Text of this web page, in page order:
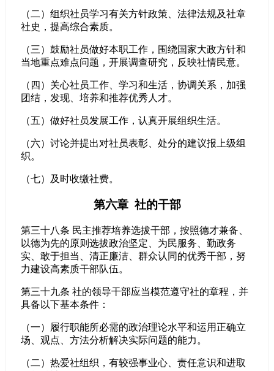
（二）组织社员学习有关方针政策、法律法规及社章
社史，提高综合素质。
（三）鼓励社员做好本职工作，围绕国家大政方针和
当地重点难点问题，开展调查研究，反映社情民意。
（四）关心社员工作、学习和生活，协调关系，加强
团结，发现、培养和推荐优秀人才。
（五）做好社员发展工作，认真开展组织生活。
（六）讨论并提出对社员表彰、处分的建议报上级组
织。
（七）及时收缴社费。
第六章 社的干部
第三十八条 民主推荐培养选拔干部，按照德才兼备、
以德为先的原则选拔政治坚定、为民服务、勤政务
实、敢于担当、清正廉洁、群众认同的优秀干部，努
力建设高素质干部队伍。
第三十九条 社的领导干部应当模范遵守社的章程，并
具备以下基本条件：
（一）履行职能所必需的政治理论水平和运用正确立
场、观点、方法分析解决实际问题的能力。
（二）热爱社组织，有较强事业心、责任意识和进取